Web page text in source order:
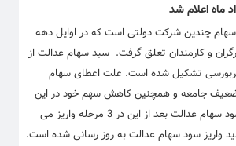
ماه اعلام شد
چندین شرکت دولتی است که در اوایل دهه
و کارمندان تعلق گرفت. سبد سهام عدالت از
تشکیل شده است. علت اعطای سهام
جامعه و همچنین کاهش سهم خود در این
شرکت‌ها بوده است. سود سهام عدالت بعد از این در 3 مرحله واریز می
واریز سود سهام عدالت به روز رسانی شده است.